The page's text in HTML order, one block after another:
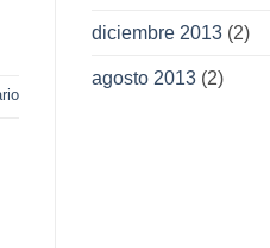
diciembre 2013 (2)
agosto 2013 (2)